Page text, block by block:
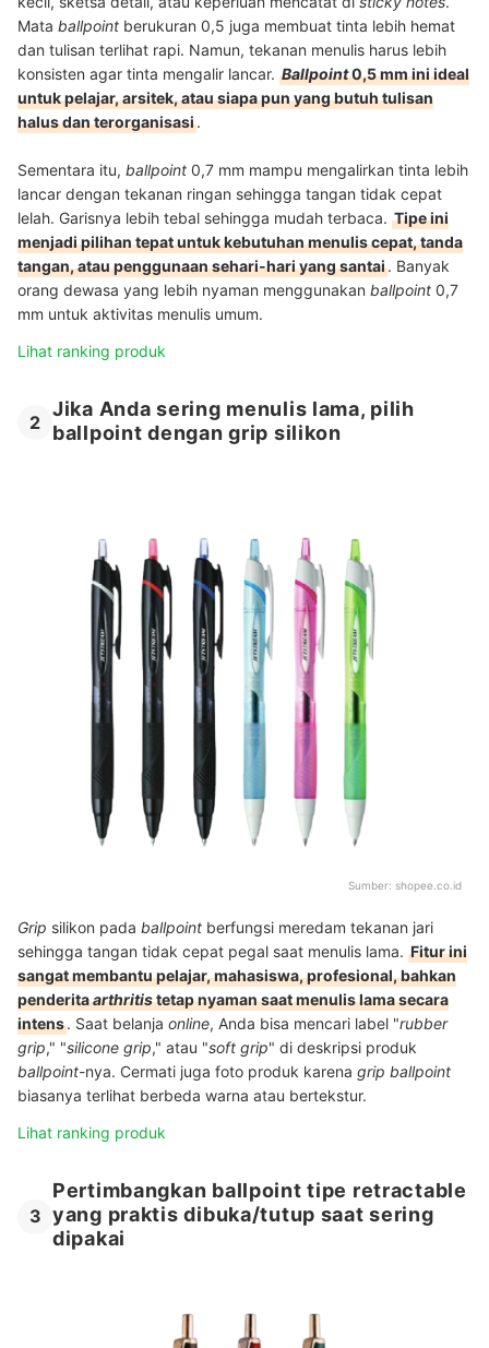
Mata ballpoint berukuran 0,5 juga membuat tinta lebih hemat
dan tulisan terlihat rapi. Namun, tekanan menulis harus lebih
konsisten agar tinta mengalir lancar. Ballpoint0,5 mm ini ideal
untuk pelajar, arsitek, atau siapa pun yang butuh tulisan
halus dan terorganisasi.
Sementara itu, ballpoint 0,7 mm mampu mengalirkan tinta lebih
lancar dengan tekanan ringan sehingga tangan tidak cepat
lelah. Garisnya lebih tebal sehingga mudah terbaca. Tipe ini
menjadi pilihan tepat untuk kebutuhan menulis cepat, tanda
tangan, atau penggunaan sehari-hari yang santai. Banyak
orang dewasa yang lebih nyaman menggunakan ballpoint 0,7
mm untuk aktivitas menulis umum.
Lihat ranking produk
2
Jika Anda sering menulis lama, pilih
ballpoint dengan grip silikon
Sumber: shopee.co.id
Grip silikon pada ballpoint berfungsi meredam tekanan jari
sehingga tangan tidak cepat pegal saat menulis lama. Fitur ini
sangat membantu pelajar, mahasiswa, profesional, bahkan
penderitaarthritistetap nyaman saat menulis lama secara
intens. Saat belanja online, Anda bisa mencari label "rubber
grip," "silicone grip," atau "soft grip" di deskripsi produk
ballpoint-nya. Cermati juga foto produk karena grip ballpoint
biasanya terlihat berbeda warna atau bertekstur.
Lihat ranking produk
3
Pertimbangkan ballpoint tipe retractable
yang praktis dibuka/tutup saat sering
dipakai